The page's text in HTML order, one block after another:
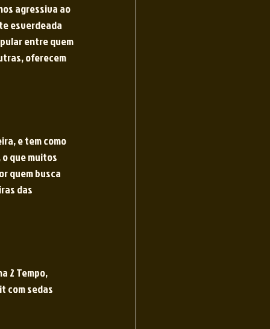
agressiva ao
esverdeada
entre quem
oferecem
e tem como
que muitos
quem busca
das
2 Tempo,
com sedas